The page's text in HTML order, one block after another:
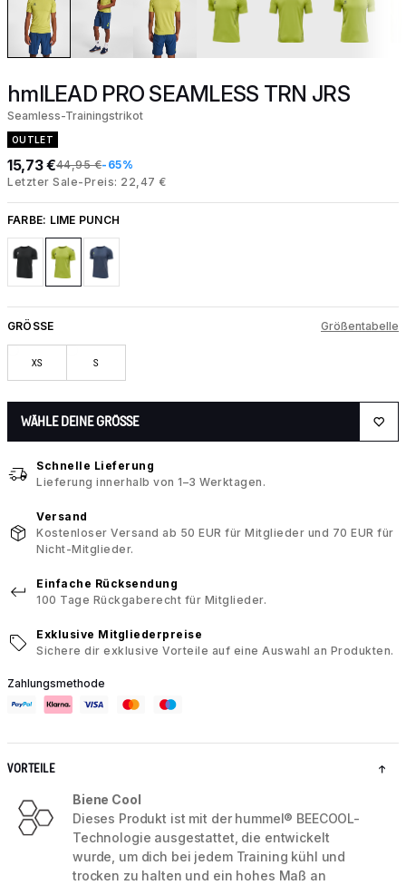
hmlLEAD PRO SEAMLESS TRN JRS
Seamless-Trainingstrikot
OUTLET
15,73 €44,95 €-65%
Letzter Sale-Preis: 22,47 €
FARBE: LIME PUNCH
GRÖSSE Größentabelle
XS S
WÄHLE DEINE GRÖSSE
Schnelle Lieferung
Lieferung innerhalb von 1–3 Werktagen.
Versand
Kostenloser Versand ab 50 EUR für Mitglieder und 70 EUR für
Nicht-Mitglieder.
Einfache Rücksendung
100 Tage Rückgaberecht für Mitglieder.
Exklusive Mitgliederpreise
Sichere dir exklusive Vorteile auf eine Auswahl an Produkten.
Zahlungsmethode
VORTEILE
Biene Cool
Dieses Produkt ist mit der hummel® BEECOOL-
Technologie ausgestattet, die entwickelt
wurde, um dich bei jedem Training kühl und
trocken zu halten und ein hohes Maß an